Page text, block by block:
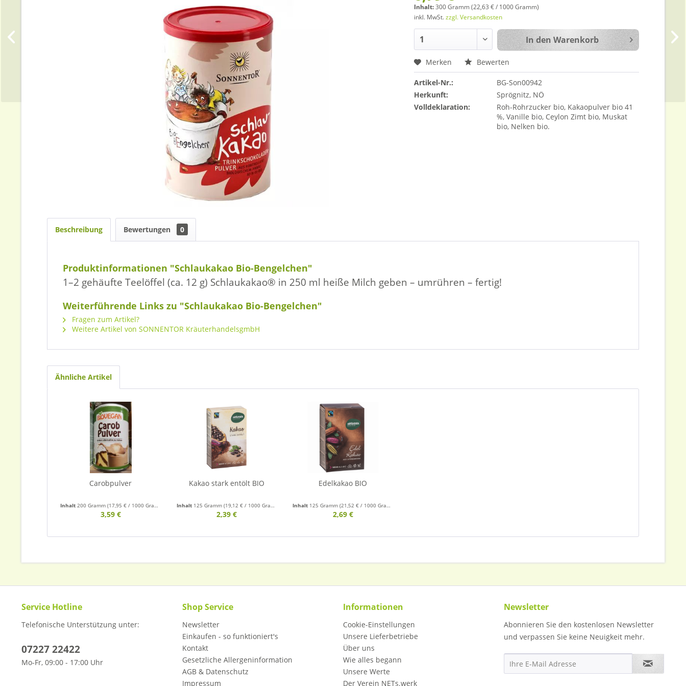
Inhalt:300 Gramm (22,63 € / 1000 Gramm)
inkl. MwSt.zzgl. Versandkosten
In den Warenkorb
Merken Bewerten
Artikel-Nr.:
BG-Son00942
Herkunft:
Sprögnitz, NÖ
Volldeklaration:
Roh-Rohrzucker bio, Kakaopulver bio 41
%, Vanille bio, Ceylon Zimt bio, Muskat
bio, Nelken bio.
Beschreibung Bewertungen 0
Produktinformationen "Schlaukakao Bio-Bengelchen"
1–2 gehäufte Teelöffel (ca. 12 g) Schlaukakao® in 250 ml heiße Milch geben – umrühren – fertig!
Weiterführende Links zu "Schlaukakao Bio-Bengelchen"
Fragen zum Artikel?
Weitere Artikel von SONNENTOR KräuterhandelsgmbH
Ähnliche Artikel
Carobpulver
Inhalt 200 Gramm (17,95 € / 1000 Gramm)
3,59 €
Kakao stark entölt BIO
Inhalt 125 Gramm (19,12 € / 1000 Gramm)
2,39 €
Edelkakao BIO
Inhalt 125 Gramm(21,52 € / 1000 Gramm)
2,69 €
Service Hotline
Telefonische Unterstützung unter:
07227 22422
Mo-Fr, 09:00 - 17:00 Uhr
Shop Service
Newsletter
Einkaufen - so funktioniert's
Kontakt
Gesetzliche Allergeninformation
AGB & Datenschutz
Impressum
Informationen
Cookie-Einstellungen
Unsere Lieferbetriebe
Über uns
Wie alles begann
Unsere Werte
Der Verein NETs.werk
Newsletter
Abonnieren Sie den kostenlosen Newsletter
und verpassen Sie keine Neuigkeit mehr.